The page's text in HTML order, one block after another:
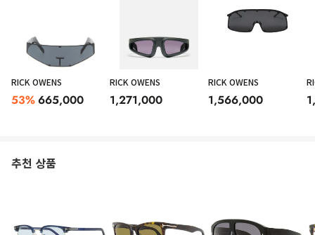
RICK OWENS
53%665,000
RICK OWENS
1,271,000
RICK OWENS
1,566,000
추천 상품